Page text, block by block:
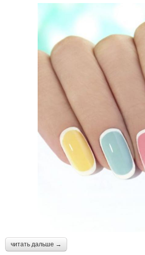
читать дальше →